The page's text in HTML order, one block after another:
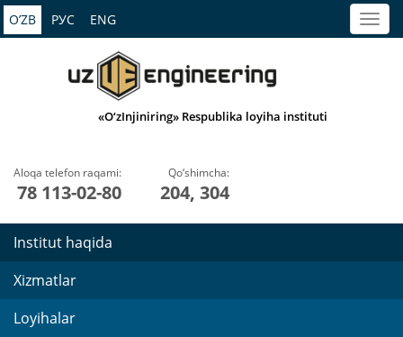
O’ZB РУС ENG
«O‘zInjiniring» Respublika loyiha instituti
Aloqa telefon raqami:
78 113-02-80
Qo‘shimcha:
204, 304
Institut haqida
Xizmatlar
Loyihalar